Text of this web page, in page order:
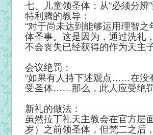
七、儿童领圣体：从“必须分辨
特利腾的教导：
“对于尚未达到能够运用理智
体圣事。这是因为，通过洗
不会丧失已经获得的作为天主
会议绝罚：
“如果有人持下述观点……在没
受圣体……那么，此人应受绝
新礼的做法：
虽然拉丁礼天主教会在官方层
岁）之前领圣体，但梵二之后